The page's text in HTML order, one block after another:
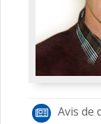
Avis de